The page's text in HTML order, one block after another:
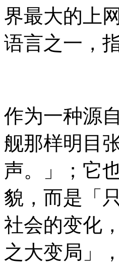
界最大的上
语言之一，
作为一种源
舰那样明目
声。」；它
貌，而是「
社会的变化
之大变局」